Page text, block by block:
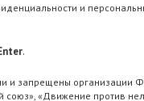
и
.
и запрещены организации
«Движение против